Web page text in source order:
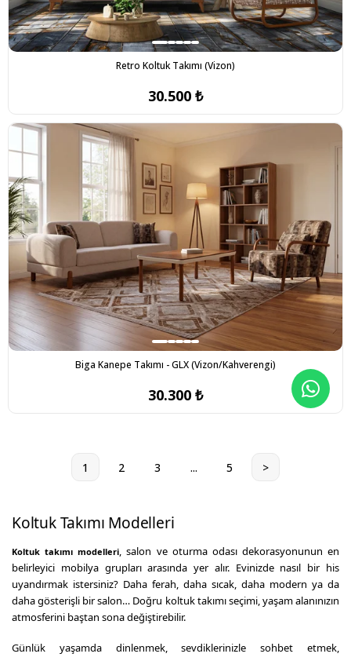
Retro Koltuk Takımı (Vizon)
30.500 ₺
Biga Kanepe Takımı - GLX (Vizon/Kahverengi)
30.300 ₺
1 2 3 ... 5 >
Koltuk Takımı Modelleri
Koltuk takımı modelleri , salon ve oturma odası dekorasyonunun en
belirleyici mobilya grupları arasında yer alır. Evinizde nasıl bir his
uyandırmak istersiniz? Daha ferah, daha sıcak, daha modern ya da
daha gösterişli bir salon… Doğru koltuk takımı seçimi, yaşam alanınızın
atmosferini baştan sona değiştirebilir.
Günlük yaşamda dinlenmek, sevdiklerinizle sohbet etmek,